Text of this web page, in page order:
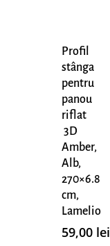
Profil
stânga
pentru
panou
riflat
3D
Amber,
Alb,
270×6.8
cm,
Lamelio
59,00 lei